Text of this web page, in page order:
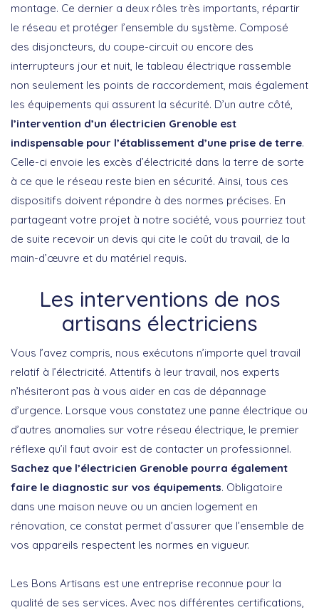
montage. Ce dernier a deux rôles très importants, répartir
le réseau et protéger l’ensemble du système. Composé
des disjoncteurs, du coupe-circuit ou encore des
interrupteurs jour et nuit, le tableau électrique rassemble
non seulement les points de raccordement, mais également
les équipements qui assurent la sécurité. D’un autre côté,
l’intervention d’un électricien Grenoble est
indispensable pour l’établissement d’une prise de terre.
Celle-ci envoie les excès d’électricité dans la terre de sorte
à ce que le réseau reste bien en sécurité. Ainsi, tous ces
dispositifs doivent répondre à des normes précises. En
partageant votre projet à notre société, vous pourriez tout
de suite recevoir un devis qui cite le coût du travail, de la
main-d’œuvre et du matériel requis.
Les interventions de nos
artisans électriciens
Vous l’avez compris, nous exécutons n’importe quel travail
relatif à l’électricité. Attentifs à leur travail, nos experts
n’hésiteront pas à vous aider en cas de dépannage
d’urgence. Lorsque vous constatez une panne électrique ou
d’autres anomalies sur votre réseau électrique, le premier
réflexe qu’il faut avoir est de contacter un professionnel.
Sachez que l’électricien Grenoble pourra également
faire le diagnostic sur vos équipements. Obligatoire
dans une maison neuve ou un ancien logement en
rénovation, ce constat permet d’assurer que l’ensemble de
vos appareils respectent les normes en vigueur.
Les Bons Artisans est une entreprise reconnue pour la
qualité de ses services. Avec nos différentes certifications,